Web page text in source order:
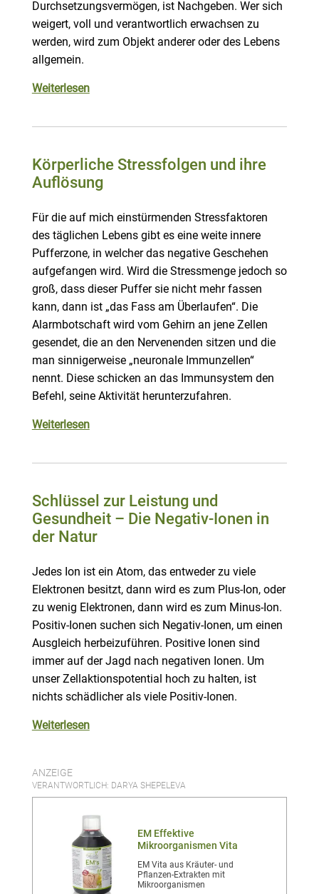
Durchsetzungsvermögen, ist Nachgeben. Wer sich
weigert, voll und verantwortlich erwachsen zu
werden, wird zum Objekt anderer oder des Lebens
allgemein.
Weiterlesen
Körperliche Stressfolgen und ihre
Auflösung
Für die auf mich einstürmenden Stressfaktoren
des täglichen Lebens gibt es eine weite innere
Pufferzone, in welcher das negative Geschehen
aufgefangen wird. Wird die Stressmenge jedoch so
groß, dass dieser Puffer sie nicht mehr fassen
kann, dann ist „das Fass am Überlaufen“. Die
Alarmbotschaft wird vom Gehirn an jene Zellen
gesendet, die an den Nervenenden sitzen und die
man sinnigerweise „neuronale Immunzellen“
nennt. Diese schicken an das Immunsystem den
Befehl, seine Aktivität herunterzufahren.
Weiterlesen
Schlüssel zur Leistung und
Gesundheit – Die Negativ-Ionen in
der Natur
Jedes Ion ist ein Atom, das entweder zu viele
Elektronen besitzt, dann wird es zum Plus-Ion, oder
zu wenig Elektronen, dann wird es zum Minus-Ion.
Positiv-Ionen suchen sich Negativ-Ionen, um einen
Ausgleich herbeizuführen. Positive Ionen sind
immer auf der Jagd nach negativen Ionen. Um
unser Zellaktionspotential hoch zu halten, ist
nichts schädlicher als viele Positiv-Ionen.
Weiterlesen
ANZEIGE
VERANTWORTLICH: DARYA SHEPELEVA
EM Effektive
Mikroorganismen Vita
EM Vita aus Kräuter- und
Pflanzen-Extrakten mit
Mikroorganismen